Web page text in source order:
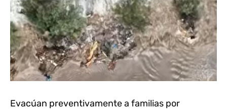
Evacúan preventivamente a familias por